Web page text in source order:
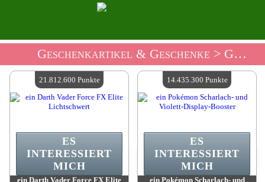
Geschenkartikel & Geschenke > Geschenke Shop Spiele
ein Darth Vader Force FX Elite
ES
INTERESSIERT
MICH
21.812.600 Punkte
ein Pokémon Scharlach- und
ES
INTERESSIERT
MICH
14.435.300 Punkte